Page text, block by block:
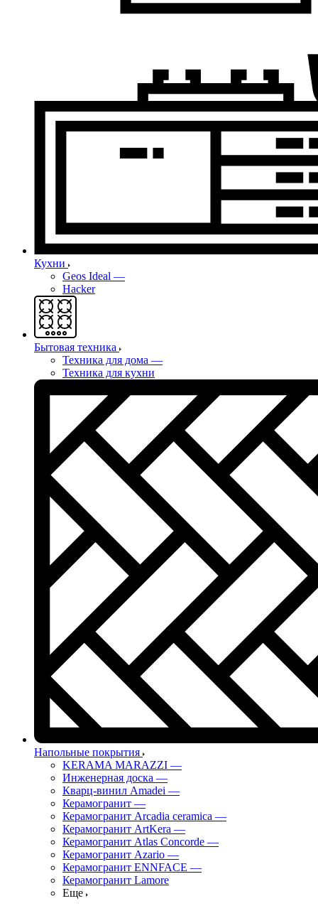
Кухни
Geos Ideal —
Hacker
Бытовая техника
Техника для дома —
Техника для кухни
Напольные покрытия
KERAMA MARAZZI —
Инженерная доска —
Кварц-винил Amadei —
Керамогранит —
Керамогранит Arcadia ceramica —
Керамогранит ArtKera —
Керамогранит Atlas Concorde —
Керамогранит Azario —
Керамогранит ENNFACE —
Керамогранит Lamore
Еще